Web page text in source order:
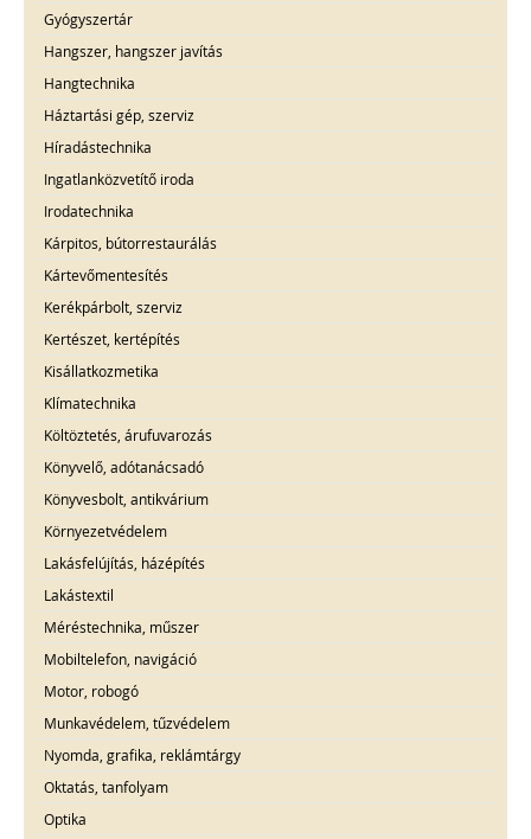
Gyógyszertár
Hangszer, hangszer javítás
Hangtechnika
Háztartási gép, szerviz
Híradástechnika
Ingatlanközvetítő iroda
Irodatechnika
Kárpitos, bútorrestaurálás
Kártevőmentesítés
Kerékpárbolt, szerviz
Kertészet, kertépítés
Kisállatkozmetika
Klímatechnika
Költöztetés, árufuvarozás
Könyvelő, adótanácsadó
Könyvesbolt, antikvárium
Környezetvédelem
Lakásfelújítás, házépítés
Lakástextil
Méréstechnika, műszer
Mobiltelefon, navigáció
Motor, robogó
Munkavédelem, tűzvédelem
Nyomda, grafika, reklámtárgy
Oktatás, tanfolyam
Optika